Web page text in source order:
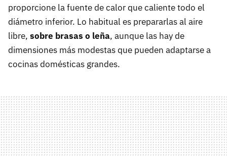
proporcione la fuente de calor que caliente todo el
diámetro inferior. Lo habitual es prepararlas al aire
libre, sobre brasas o leña, aunque las hay de
dimensiones más modestas que pueden adaptarse a
cocinas domésticas grandes.